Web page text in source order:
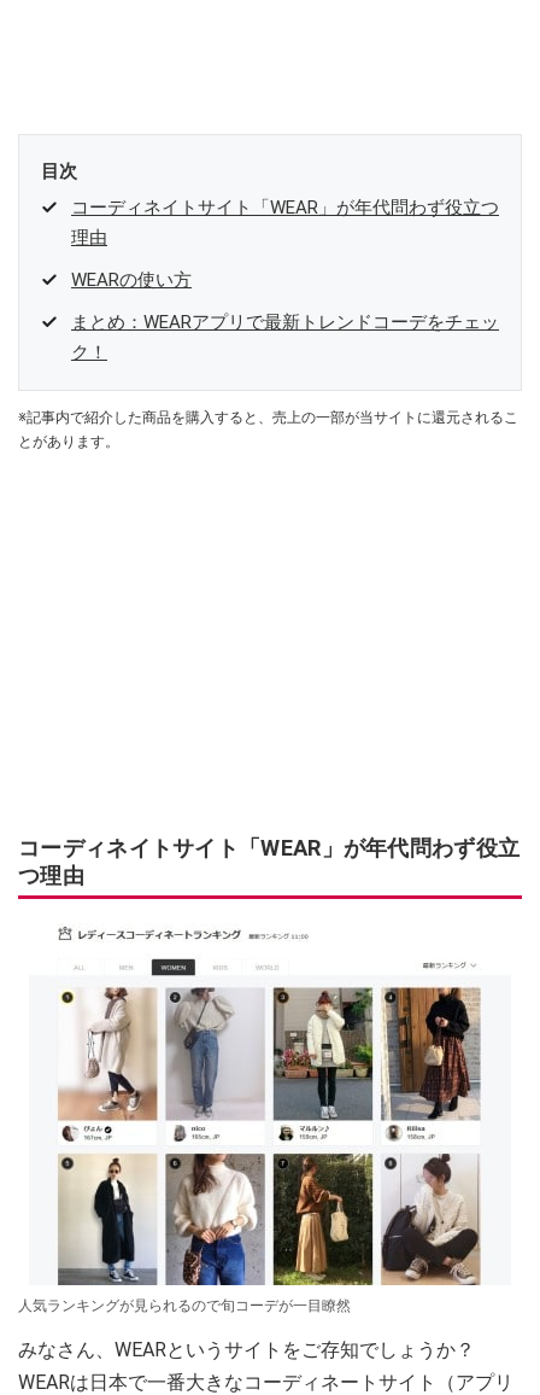
目次
コーディネイトサイト「WEAR」が年代問わず役立つ
理由
WEARの使い方
まとめ：WEARアプリで最新トレンドコーデをチェッ
ク！
※記事内で紹介した商品を購入すると、売上の一部が当サイトに還元されるこ
とがあります。
コーディネイトサイト「WEAR」が年代問わず役立
つ理由
人気ランキングが見られるので旬コーデが一目瞭然
みなさん、WEARというサイトをご存知でしょうか？
WEARは日本で一番大きなコーディネートサイト（アプリ